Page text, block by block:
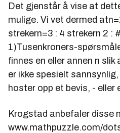
Det gjenstår å vise at
mulige. Vi vet dermed
strekern=3 : 4 strekern 2 :
1)Tusenkroners-
finnes en eller annen n
er ikke spesielt
hoster opp et bevis, - eller
Krogstad anbefaler disse
www.mathpuzzle.com/